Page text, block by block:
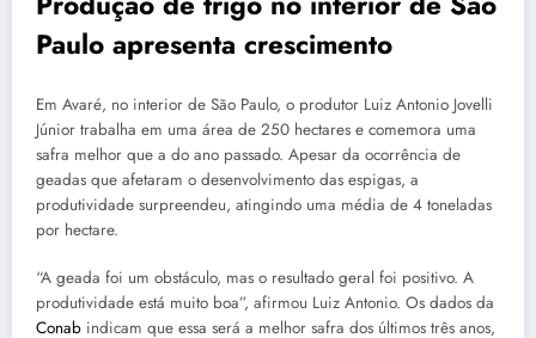
Paulo apresenta crescimento
Em Avaré, no interior de São Paulo, o produtor Luiz Antonio Jovelli
Júnior trabalha em uma área de 250 hectares e comemora uma
safra melhor que a do ano passado. Apesar da ocorrência de
geadas que afetaram o desenvolvimento das espigas, a
produtividade surpreendeu, atingindo uma média de 4 toneladas
por hectare.
“A geada foi um obstáculo, mas o resultado geral foi positivo. A
produtividade está muito boa”, afirmou Luiz Antonio. Os dados da
Conab indicam que essa será a melhor safra dos últimos três anos,